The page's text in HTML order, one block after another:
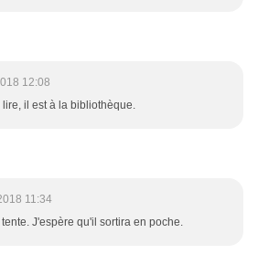
12:08
il est à la bibliothèque.
11:34
J'espère qu'il sortira en poche.